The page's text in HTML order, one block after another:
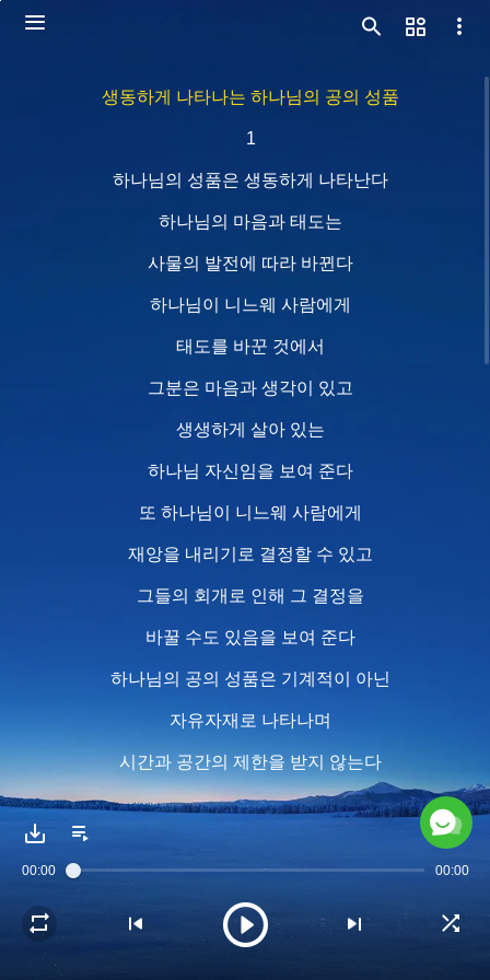
생동하게 나타나는 하나님의 공의 성품
1
하나님의 성품은 생동하게 나타난다
하나님의 마음과 태도는
사물의 발전에 따라 바뀐다
하나님이 니느웨 사람에게
태도를 바꾼 것에서
그분은 마음과 생각이 있고
생생하게 살아 있는
하나님 자신임을 보여 준다
또 하나님이 니느웨 사람에게
재앙을 내리기로 결정할 수 있고
그들의 회개로 인해 그 결정을
바꿀 수도 있음을 보여 준다
하나님의 공의 성품은 기계적이 아닌
자유자재로 나타나며
시간과 공간의 제한을 받지 않는다
2
동시에 하나님은
00:00 00:00